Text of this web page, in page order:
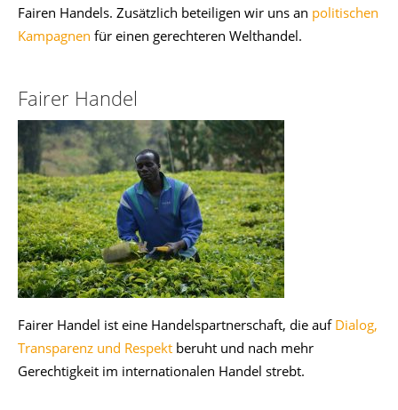
Fairen Handels. Zusätzlich beteiligen wir uns an politischen
Kampagnen für einen gerechteren Welthandel.
Fairer Handel
Fairer Handel ist eine Handelspartnerschaft, die auf Dialog,
Transparenz und Respekt beruht und nach mehr
Gerechtigkeit im internationalen Handel strebt.